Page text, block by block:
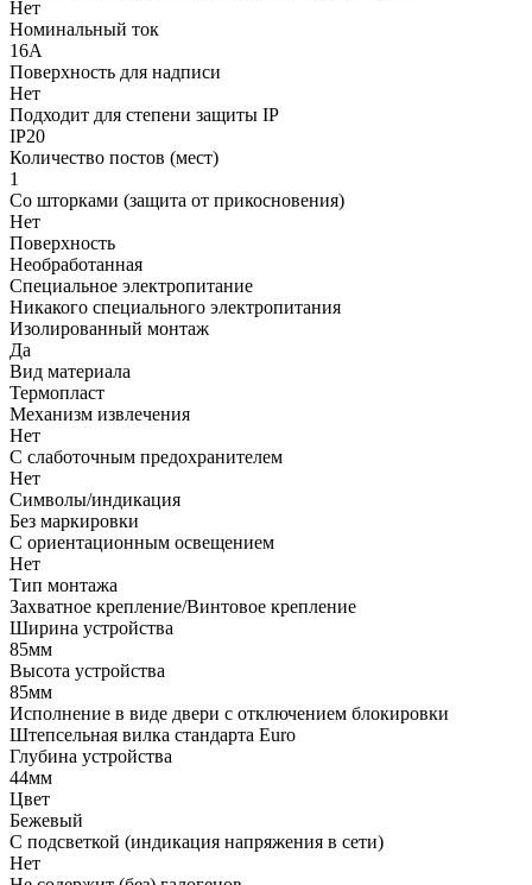
Нет
Номинальный ток
16А
Поверхность для надписи
Нет
Подходит для степени защиты IP
IP20
Количество постов (мест)
1
Со шторками (защита от прикосновения)
Нет
Поверхность
Необработанная
Cпециальное электропитание
Никакого специального электропитания
Изолированный монтаж
Да
Вид материала
Термопласт
Механизм извлечения
Нет
С слаботочным предохранителем
Нет
Символы/индикация
Без маркировки
С ориентационным освещением
Нет
Тип монтажа
Захватное крепление/Винтовое крепление
Ширина устройства
85мм
Высота устройства
85мм
Исполнение в виде двери с отключением блокировки
Штепсельная вилка стандарта Euro
Глубина устройства
44мм
Цвет
Бежевый
С подсветкой (индикация напряжения в сети)
Нет